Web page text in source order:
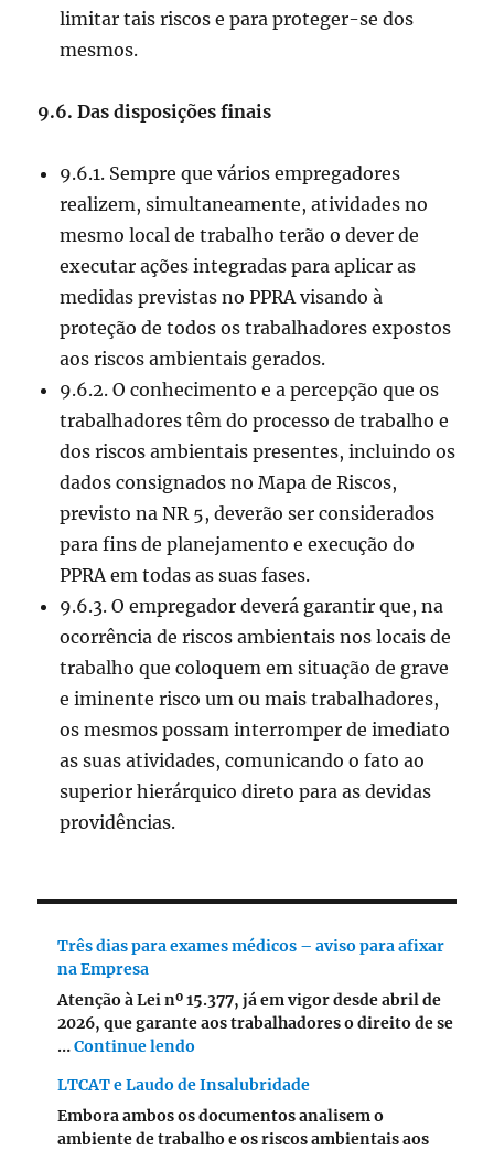
limitar tais riscos e para proteger-se dos
mesmos.
9.6. Das disposições finais
9.6.1. Sempre que vários empregadores
realizem, simultaneamente, atividades no
mesmo local de trabalho terão o dever de
executar ações integradas para aplicar as
medidas previstas no PPRA visando à
proteção de todos os trabalhadores expostos
aos riscos ambientais gerados.
9.6.2. O conhecimento e a percepção que os
trabalhadores têm do processo de trabalho e
dos riscos ambientais presentes, incluindo os
dados consignados no Mapa de Riscos,
previsto na NR 5, deverão ser considerados
para fins de planejamento e execução do
PPRA em todas as suas fases.
9.6.3. O empregador deverá garantir que, na
ocorrência de riscos ambientais nos locais de
trabalho que coloquem em situação de grave
e iminente risco um ou mais trabalhadores,
os mesmos possam interromper de imediato
as suas atividades, comunicando o fato ao
superior hierárquico direto para as devidas
providências.
Três dias para exames médicos – aviso para afixar
na Empresa
Atenção à Lei nº 15.377, já em vigor desde abril de
2026, que garante aos trabalhadores o direito de se
…Continue lendo"Três dias para exames médicos –
LTCAT e Laudo de Insalubridade
Embora ambos os documentos analisem o
ambiente de trabalho e os riscos ambientais aos